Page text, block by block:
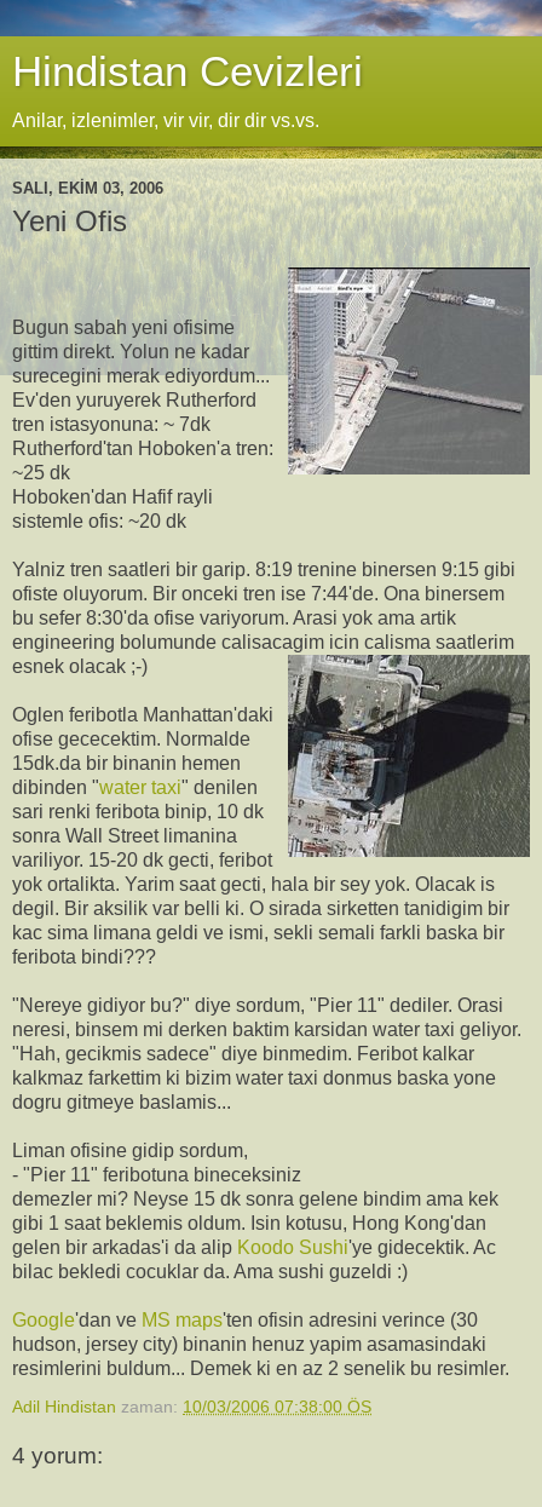
Hindistan Cevizleri
Anilar, izlenimler, vir vir, dir dir vs.vs.
SALI, EKIM 03, 2006
Yeni Ofis
Bugun sabah yeni ofisime
gittim direkt. Yolun ne kadar
surecegini merak ediyordum...
Ev'den yuruyerek Rutherford
tren istasyonuna: ~ 7dk
Rutherford'tan Hoboken'a tren:
~25 dk
Hoboken'dan Hafif rayli
sistemle ofis: ~20 dk
Yalniz tren saatleri bir garip. 8:19 trenine binersen 9:15 gibi
ofiste oluyorum. Bir onceki tren ise 7:44'de. Ona binersem
bu sefer 8:30'da ofise variyorum. Arasi yok ama artik
engineering bolumunde calisacagim icin calisma saatlerim
esnek olacak ;-)
Oglen feribotla Manhattan'daki
ofise gececektim. Normalde
15dk.da bir binanin hemen
dibinden "water taxi" denilen
sari renki feribota binip, 10 dk
sonra Wall Street limanina
variliyor. 15-20 dk gecti, feribot
yok ortalikta. Yarim saat gecti, hala bir sey yok. Olacak is
degil. Bir aksilik var belli ki. O sirada sirketten tanidigim bir
kac sima limana geldi ve ismi, sekli semali farkli baska bir
feribota bindi???
"Nereye gidiyor bu?" diye sordum, "Pier 11" dediler. Orasi
neresi, binsem mi derken baktim karsidan water taxi geliyor.
"Hah, gecikmis sadece" diye binmedim. Feribot kalkar
kalkmaz farkettim ki bizim water taxi donmus baska yone
dogru gitmeye baslamis...
Liman ofisine gidip sordum,
- "Pier 11" feribotuna bineceksiniz
demezler mi? Neyse 15 dk sonra gelene bindim ama kek
gibi 1 saat beklemis oldum. Isin kotusu, Hong Kong'dan
gelen bir arkadas'i da alip Koodo Sushi'ye gidecektik. Ac
bilac bekledi cocuklar da. Ama sushi guzeldi :)
Google'dan ve MS maps'ten ofisin adresini verince (30
hudson, jersey city) binanin henuz yapim asamasindaki
resimlerini buldum... Demek ki en az 2 senelik bu resimler.
Adil Hindistan zaman: 10/03/2006 07:38:00 ÖS
4 yorum: